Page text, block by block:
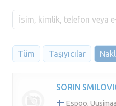
Tüm Taşıyıcılar
SORIN
Espoo,